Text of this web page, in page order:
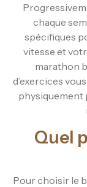
chaque
spécifiques
vitesse et
marathon
d’exercices
physiquement
Quel
Pour choisir le